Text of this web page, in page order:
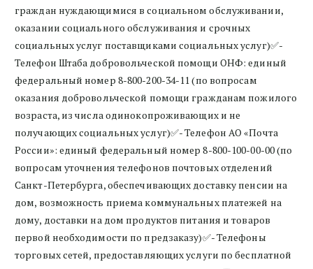
граждан нуждающимися в социальном обслуживании,
оказании социального обслуживания и срочных
социальных услуг поставщиками социальных услуг)✅-
Телефон Штаба добровольческой помощи ОНФ: единый
федеральный номер 8-800-200-34-11 (по вопросам
оказания добровольческой помощи гражданам пожилого
возраста, из числа одинокопроживающих и не
получающих социальных услуг)✅- Телефон АО «Почта
России»: единый федеральный номер 8-800-100-00-00 (по
вопросам уточнения телефонов почтовых отделений
Санкт-Петербурга, обеспечивающих доставку пенсии на
дом, возможность приема коммунальных платежей на
дому, доставки на дом продуктов питания и товаров
первой необходимости по предзаказу)✅- Телефоны
торговых сетей, предоставляющих услуги по бесплатной